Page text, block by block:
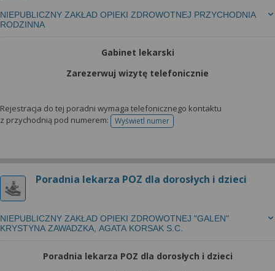
NIEPUBLICZNY ZAKŁAD OPIEKI ZDROWOTNEJ PRZYCHODNIA
RODZINNA
Gabinet lekarski
Zarezerwuj wizytę telefonicznie
Rejestracja do tej poradni wymaga telefonicznego kontaktu
z przychodnią pod numerem:
Wyświetl numertelefonu do rejestracji
Poradnia lekarza POZ dla dorosłych i dzieci
NIEPUBLICZNY ZAKŁAD OPIEKI ZDROWOTNEJ "GALEN"
KRYSTYNA ZAWADZKA, AGATA KORSAK S.C.
Poradnia lekarza POZ dla dorosłych i dzieci